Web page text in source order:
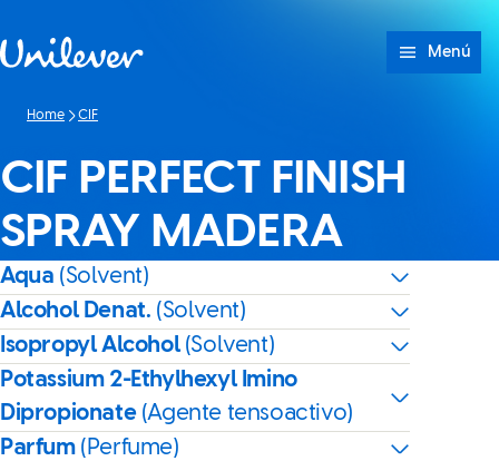
Menú
Home CIF
CIF PERFECT FINISH
SPRAY MADERA
Aqua (Solvent)
Alcohol Denat. (Solvent)
Isopropyl Alcohol(Solvent)
Potassium 2-Ethylhexyl Imino
Dipropionate (Agente tensoactivo)
Parfum (Perfume)